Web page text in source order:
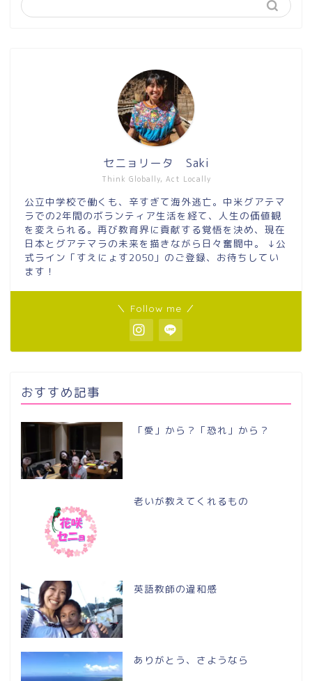
Think Globally, Act Locally
セニョリータ Saki
公立中学校で働くも、辛すぎて海外逃亡。中米グアテマ
ラでの2年間のボランティア生活を経て、人生の価値観
を変えられる。再び教育界に貢献する覚悟を決め、現在
日本とグアテマラの未来を描きながら日々奮闘中。 ↓公
式ライン「すえにょす2050」のご登録、お待ちしてい
ます！
＼ Follow me ／
おすすめ記事
「愛」から？「恐れ」から？
老いが教えてくれるもの
英語教師の違和感
ありがとう、さようなら